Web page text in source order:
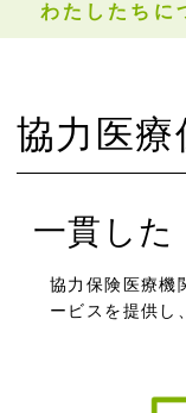
わたしたちに
協力医療
一貫し
協力保険医療機
ービスを提供し